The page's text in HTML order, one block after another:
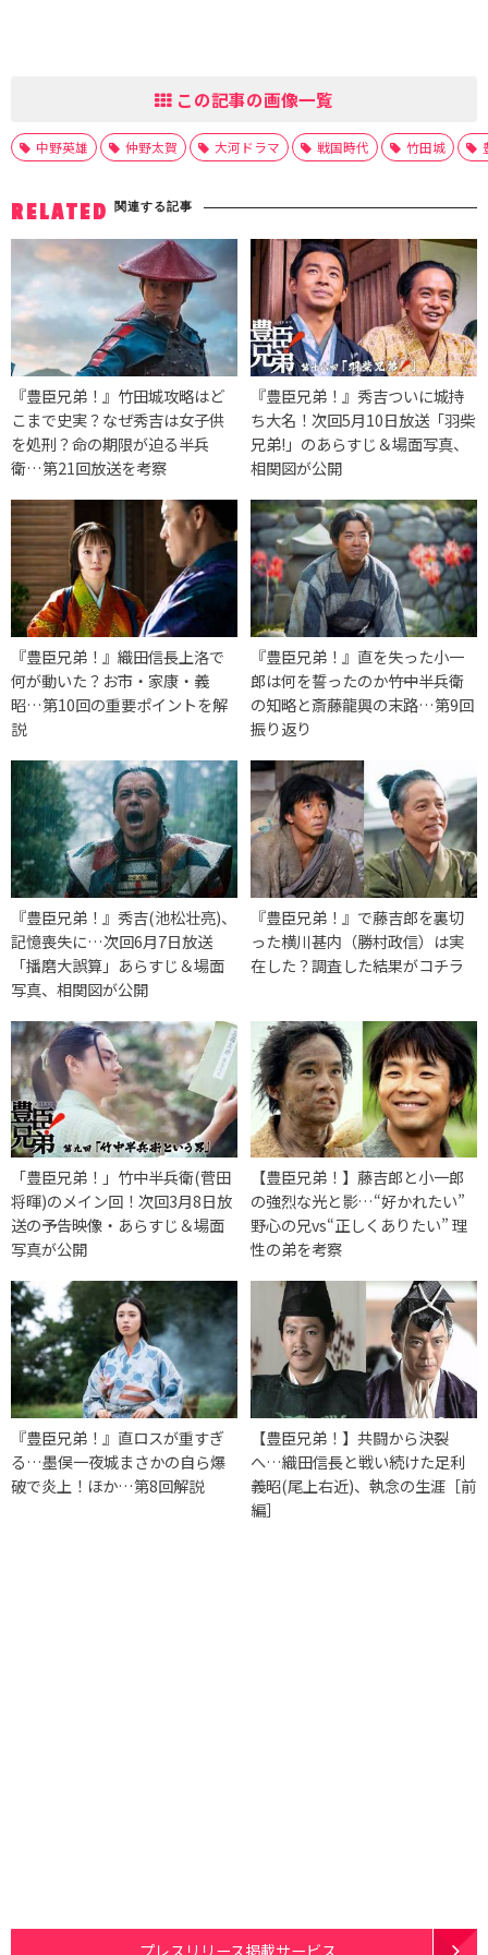
この記事の画像一覧
中野英雄 仲野太賀 大河ドラマ 戦国時代 竹田城
RELATED 関連する記事
『豊臣兄弟！』竹田城攻略はど
こまで史実？なぜ秀吉は女子供
を処刑？命の期限が迫る半兵
衛…第21回放送を考察
『豊臣兄弟！』秀吉ついに城持
ち大名！次回5月10日放送「羽柴
兄弟!」のあらすじ＆場面写真、
相関図が公開
『豊臣兄弟！』織田信長上洛で
何が動いた？お市・家康・義
昭…第10回の重要ポイントを解
説
『豊臣兄弟！』直を失った小一
郎は何を誓ったのか――竹中半兵衛
の知略と斎藤龍興の末路…第9回
振り返り
『豊臣兄弟！』秀吉(池松壮亮)、
記憶喪失に…次回6月7日放送
「播磨大誤算」あらすじ＆場面
写真、相関図が公開
『豊臣兄弟！』で藤吉郎を裏切
った横川甚内（勝村政信）は実
在した？調査した結果がコチラ
「豊臣兄弟！」竹中半兵衛(菅田
将暉)のメイン回！次回3月8日放
送の予告映像・あらすじ＆場面
写真が公開
【豊臣兄弟！】藤吉郎と小一郎
の強烈な光と影…“好かれたい”
野心の兄vs“正しくありたい” 理
性の弟を考察
『豊臣兄弟！』直ロスが重すぎ
る…墨俣一夜城まさかの自ら爆
破で炎上！ほか…第8回解説
【豊臣兄弟！】共闘から決裂
へ…織田信長と戦い続けた足利
義昭(尾上右近)、執念の生涯［前
編］
プレスリリース掲載サービス